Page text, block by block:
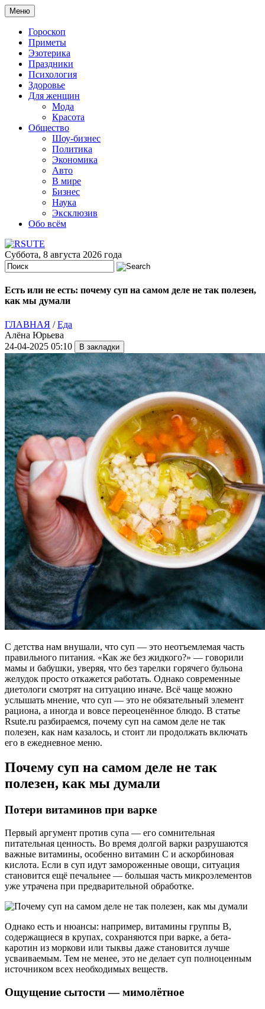
Меню
Гороскоп
Приметы
Эзотерика
Праздники
Психология
Здоровье
Для женщин
Мода
Красота
Общество
Шоу-бизнес
Политика
Экономика
Авто
В мире
Бизнес
Наука
Эксклюзив
Обо всём
Суббота, 8 августа 2026 года
Есть или не есть: почему суп на самом деле не так полезен,
как мы думали
ГЛАВНАЯ /Еда
Алёна Юрьева
24-04-2025 05:10
С детства нам внушали, что суп — это неотъемлемая часть
правильного питания. «Как же без жидкого?» — говорили
мамы и бабушки, уверяя, что без тарелки горячего бульона
желудок просто откажется работать. Однако современные
диетологи смотрят на ситуацию иначе. Всё чаще можно
услышать мнение, что суп — это не обязательный элемент
рациона, а иногда и вовсе переоценённое блюдо. В статье
Rsute.ru разбираемся, почему суп на самом деле не так
полезен, как нам казалось, и стоит ли продолжать включать
его в ежедневное меню.
Почему суп на самом деле не так
полезен, как мы думали
Потери витаминов при варке
Первый аргумент против супа — его сомнительная
питательная ценность. Во время долгой варки разрушаются
важные витамины, особенно витамин С и аскорбиновая
кислота. Если в суп идут замороженные овощи, ситуация
становится ещё печальнее — большая часть микроэлементов
уже утрачена при предварительной обработке.
Однако есть и нюансы: например, витамины группы В,
содержащиеся в крупах, сохраняются при варке, а бета-
каротин из моркови или тыквы даже становится лучше
усваиваемым. Тем не менее, это не делает суп полноценным
источником всех необходимых веществ.
Ощущение сытости — мимолётное